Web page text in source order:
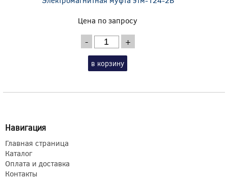
Цена по запросу
- +
в корзину
Навигация
Главная страница
Каталог
Оплата и доставка
Контакты